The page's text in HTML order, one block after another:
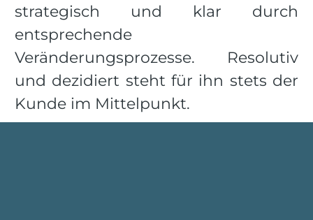
strategisch und klar durch
entsprechende
Veränderungsprozesse. Resolutiv
und dezidiert steht für ihn stets der
Kunde im Mittelpunkt.